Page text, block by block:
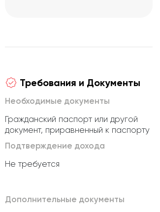
Требования и Документы
Необходимые документы
Гражданский паспорт или другой
документ, приравненный к паспорту
Подтверждение дохода
Не требуется
Дополнительные документы